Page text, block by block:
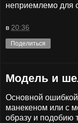
неприемлемо для
в 20:36
Поделиться
Модель и
Основной
манекеном или с
образу и подобию